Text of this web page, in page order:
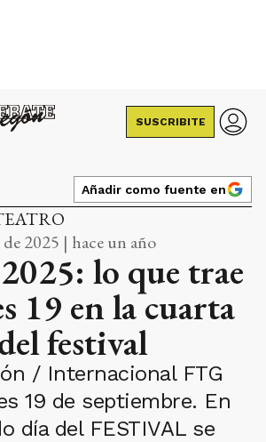
SUSCRIBITE
Añadir como fuente en
2025 | hace un año
lo que trae
19 en la cuarta
festival
/ Internacional FTG
19 de septiembre. En
día del FESTIVAL se